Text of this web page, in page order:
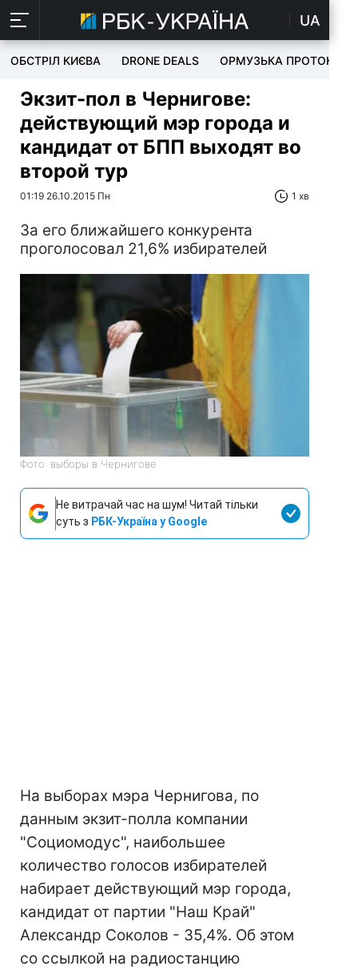
UA
ОБСТРІЛ КИЄВА DRONE DEALS ОРМУЗЬКА ПРОТОКА
Экзит-пол в Чернигове:
действующий мэр города и
кандидат от БПП выходят во
второй тур
01:19 26.10.2015 Пн 1 хв
За его ближайшего конкурента
проголосовал 21,6% избирателей
Фото: выборы в Чернигове
Не витрачай час на шум! Читай тільки
суть з РБК-Україна у Google
На выборах мэра Чернигова, по
данным экзит-полла компании
"Социомодус", наибольшее
количество голосов избирателей
набирает действующий мэр города,
кандидат от партии "Наш Край"
Александр Соколов - 35,4%. Об этом
со ссылкой на радиостанцию